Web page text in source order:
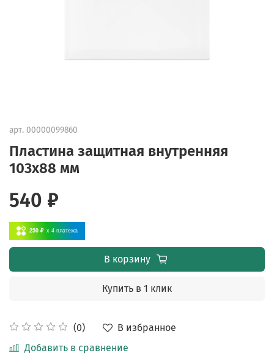
арт. 00000099860
Пластина защитная внутренняя
103х88 мм
(0)
В избранное
Добавить в сравнение
540 ₽
250 ₽ x 4 платежа
В корзину
Купить в 1 клик